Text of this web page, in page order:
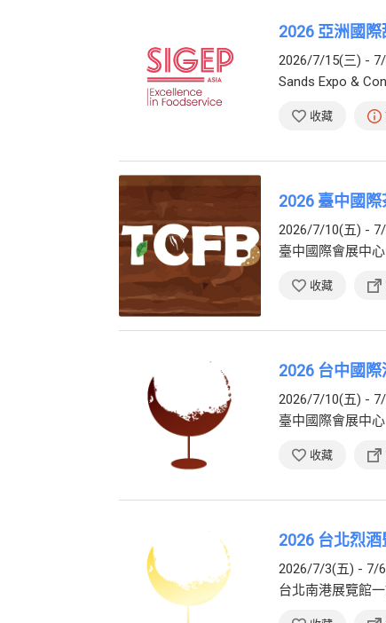
2026 亞洲國際
2026/7/15(三) -
Sands Expo &
收藏
2026 臺中國
2026/7/10(五) -
臺中國際會展中心
收藏
2026 台中國際
2026/7/10(五) -
臺中國際會展中心
收藏
2026 台北烈
2026/7/3(五) - 7/
台北南港展覽館